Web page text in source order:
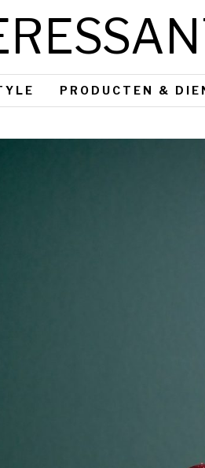
PRODUCTEN &